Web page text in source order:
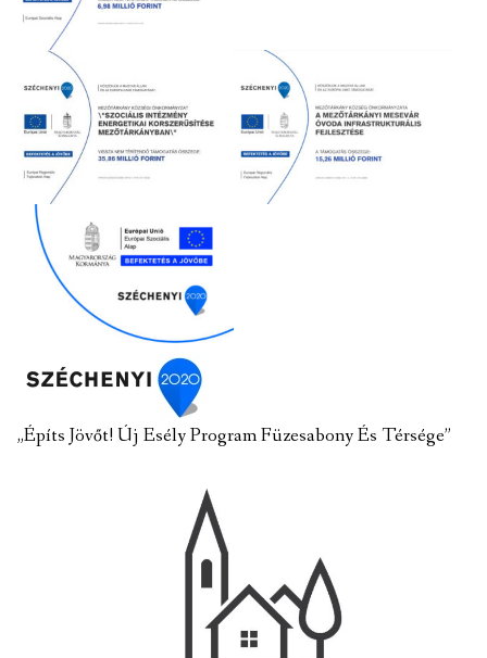
„Építs Jövőt! Új Esély Program Füzesabony És Térsége”